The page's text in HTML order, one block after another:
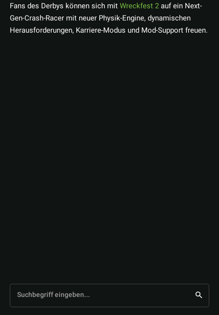
Fans des Derbys können sich mitWreckfest 2auf ein Next-
Gen-Crash-Racer mit neuer Physik-Engine, dynamischen
Herausforderungen, Karriere-Modus und Mod-Support freuen.
Suchbegriff eingeben...